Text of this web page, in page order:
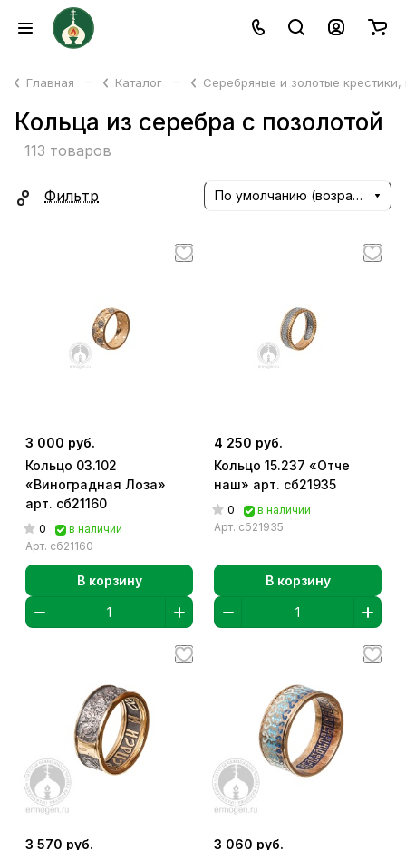
Главная – Каталог – Серебряные и золотые
Кольца из серебра с позолотой
113 товаров
Фильтр По умолчанию (возрастание)
3 000 руб.
Кольцо 03.102
«Виноградная Лоза»
арт. сб21160
0
в наличии
Арт. сб21160
В корзину
4 250 руб.
Кольцо 15.237 «Отче
наш» арт. сб21935
0
в наличии
Арт. сб21935
В корзину
3 570 руб.
3 060 руб.